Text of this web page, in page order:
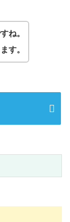
ね。
す。